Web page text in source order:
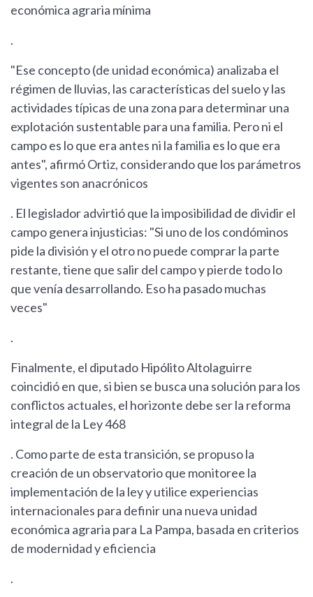
económica agraria mínima
.
"Ese concepto (de unidad económica) analizaba el
régimen de lluvias, las características del suelo y las
actividades típicas de una zona para determinar una
explotación sustentable para una familia. Pero ni el
campo es lo que era antes ni la familia es lo que era
antes", afirmó Ortiz, considerando que los parámetros
vigentes son anacrónicos
. El legislador advirtió que la imposibilidad de dividir el
campo genera injusticias: "Si uno de los condóminos
pide la división y el otro no puede comprar la parte
restante, tiene que salir del campo y pierde todo lo
que venía desarrollando. Eso ha pasado muchas
veces"
.
Finalmente, el diputado Hipólito Altolaguirre
coincidió en que, si bien se busca una solución para los
conflictos actuales, el horizonte debe ser la reforma
integral de la Ley 468
. Como parte de esta transición, se propuso la
creación de un observatorio que monitoree la
implementación de la ley y utilice experiencias
internacionales para definir una nueva unidad
económica agraria para La Pampa, basada en criterios
de modernidad y eficiencia
.